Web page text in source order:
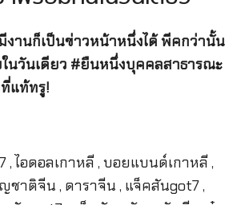
มีงานก็เป็นข่าวหน้าหนึ่งได้ พีคกว่านั้น
นวันเดียว #ยืนหนึ่งบุคคลสาธารณะ
แท้ทรู!